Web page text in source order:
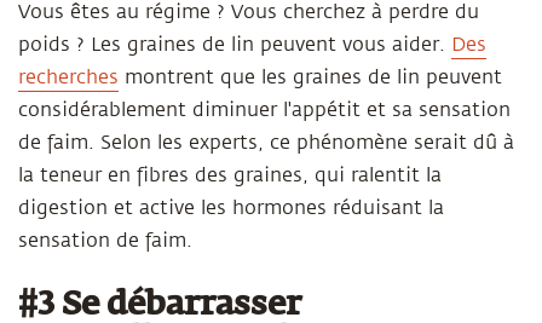
Vous êtes au régime ? Vous cherchez à perdre du
poids ? Les graines de lin peuvent vous aider. Des
recherches montrent que les graines de lin peuvent
considérablement diminuer l'appétit et sa sensation
de faim. Selon les experts, ce phénomène serait dû à
la teneur en fibres des graines, qui ralentit la
digestion et active les hormones réduisant la
sensation de faim.
#3 Se débarrasser